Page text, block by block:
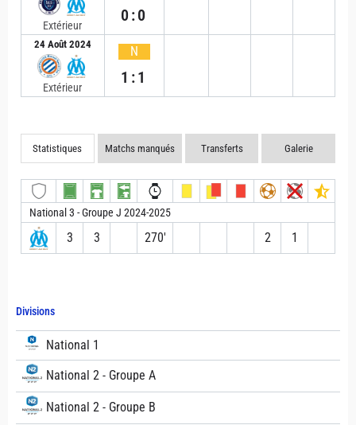
Divisions
National 1
National 2 - Groupe A
National 2 - Groupe B
Extérieur
0:0
24 Août 2024
Extérieur
N
1:1
Statistiques Matchs manqués Transferts Galerie
National 3 - Groupe J 2024-2025
3 3 270′ 2 1